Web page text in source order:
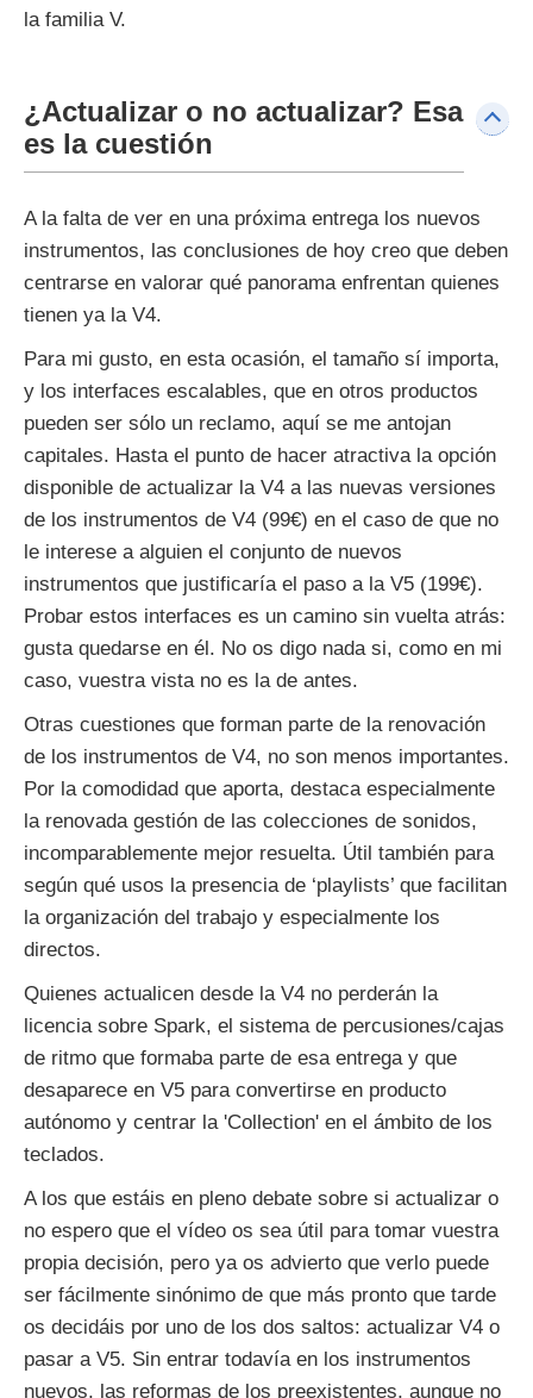
la familia V.
¿Actualizar o no actualizar? Esa
es la cuestión
A la falta de ver en una próxima entrega los nuevos
instrumentos, las conclusiones de hoy creo que deben
centrarse en valorar qué panorama enfrentan quienes
tienen ya la V4.
Para mi gusto, en esta ocasión, el tamaño sí importa,
y los interfaces escalables, que en otros productos
pueden ser sólo un reclamo, aquí se me antojan
capitales. Hasta el punto de hacer atractiva la opción
disponible de actualizar la V4 a las nuevas versiones
de los instrumentos de V4 (99€) en el caso de que no
le interese a alguien el conjunto de nuevos
instrumentos que justificaría el paso a la V5 (199€).
Probar estos interfaces es un camino sin vuelta atrás:
gusta quedarse en él. No os digo nada si, como en mi
caso, vuestra vista no es la de antes.
Otras cuestiones que forman parte de la renovación
de los instrumentos de V4, no son menos importantes.
Por la comodidad que aporta, destaca especialmente
la renovada gestión de las colecciones de sonidos,
incomparablemente mejor resuelta. Útil también para
según qué usos la presencia de ‘playlists’ que facilitan
la organización del trabajo y especialmente los
directos.
Quienes actualicen desde la V4 no perderán la
licencia sobre Spark, el sistema de percusiones/cajas
de ritmo que formaba parte de esa entrega y que
desaparece en V5 para convertirse en producto
autónomo y centrar la 'Collection' en el ámbito de los
teclados.
A los que estáis en pleno debate sobre si actualizar o
no espero que el vídeo os sea útil para tomar vuestra
propia decisión, pero ya os advierto que verlo puede
ser fácilmente sinónimo de que más pronto que tarde
os decidáis por uno de los dos saltos: actualizar V4 o
pasar a V5. Sin entrar todavía en los instrumentos
nuevos, las reformas de los preexistentes, aunque no